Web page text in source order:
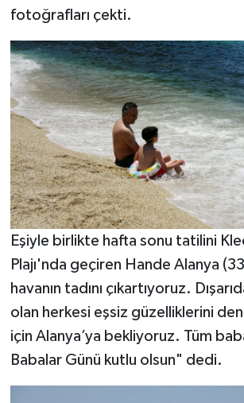
fotoğrafları çekti.
Eşiyle birlikte hafta sonu tatilini
Plajı'nda geçiren Hande Alanya
havanın tadını çıkartıyoruz.
olan herkesi eşsiz güzelliklerini
için Alanya’ya bekliyoruz. Tüm
Babalar Günü kutlu olsun" dedi.